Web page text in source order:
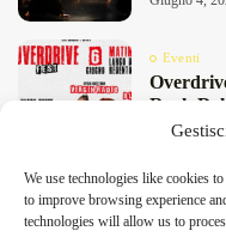
We use technologies like cookies
to improve browsing experience
technologies will allow us to
Eventi
Rock Del
Maggio 29,